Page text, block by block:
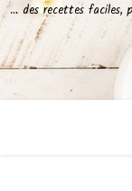
… des recettes faciles,